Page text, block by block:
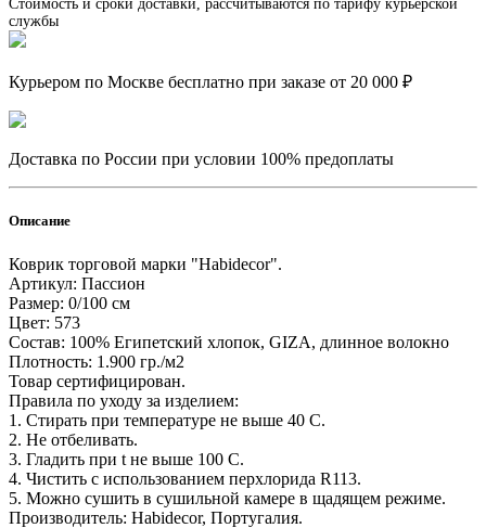
Стоимость и сроки доставки, рассчитываются по тарифу курьерской
службы
Курьером по Москве бесплатно при заказе от 20 000 ₽
Доставка по России при условии 100% предоплаты
Описание
Коврик торговой марки "Habidecor".
Артикул: Пассион
Размер: 0/100 см
Цвет: 573
Состав: 100% Египетский хлопок, GIZA, длинное волокно
Плотность: 1.900 гр./м2
Товар сертифицирован.
Правила по уходу за изделием:
1. Стирать при температуре не выше 40 С.
2. Не отбеливать.
3. Гладить при t не выше 100 С.
4. Чистить с использованием перхлорида R113.
5. Можно сушить в сушильной камере в щадящем режиме.
Производитель: Habidecor, Португалия.